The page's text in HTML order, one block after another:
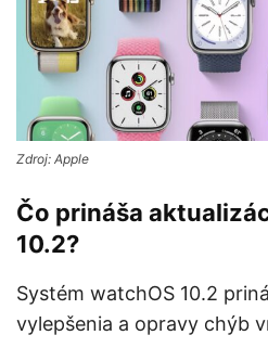
Zdroj: Apple
Čo prináša
10.2?
Systém watchOS 10.2
vylepšenia a opravy chýb